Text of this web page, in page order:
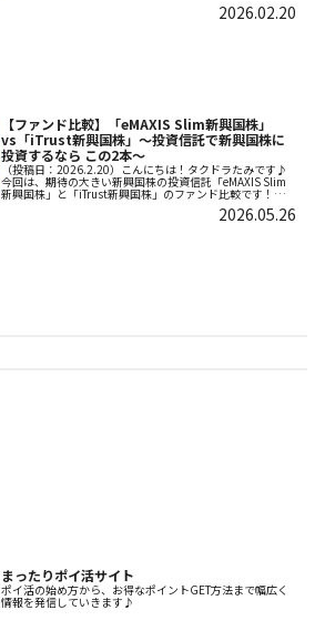
2026.02.20
【ファンド比較】「eMAXIS Slim新興国株」
vs「iTrust新興国株」～投資信託で新興国株に
投資するなら この2本～
（投稿日：2026.2.20）こんにちは！タクドラたみです♪
今回は、期待の大きい新興国株の投資信託「eMAXIS Slim
新興国株」と「iTrust新興国株」のファンド比較です！正
直、投資信託でマルっと新興国株に投資するなら、この2
2026.05.26
まったりポイ活サイト
ポイ活の始め方から、お得なポイントGET方法まで幅広く
情報を発信していきます♪